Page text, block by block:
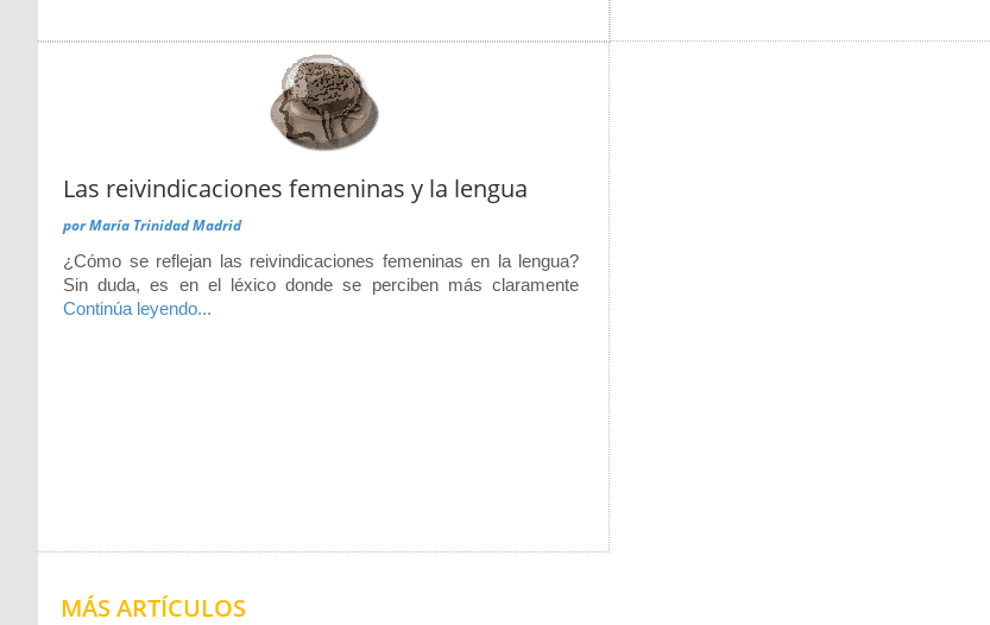
Las reivindicaciones femeninas y la lengua
porMaría Trinidad Madrid
¿Cómo se reflejan las reivindicaciones femeninas en la lengua?
Sin duda, es en el léxico donde se perciben más claramente
Continúa leyendo...
MÁS ARTÍCULOS